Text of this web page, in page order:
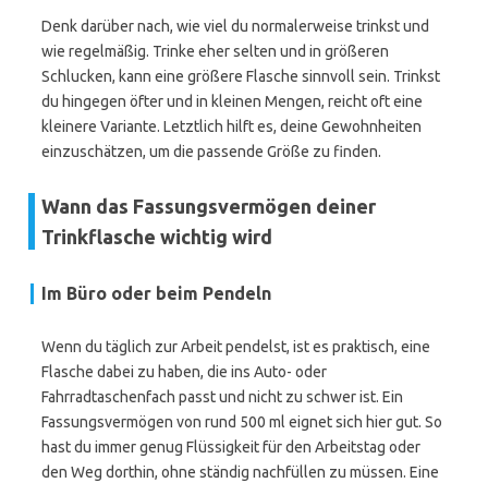
Denk darüber nach, wie viel du normalerweise trinkst und
wie regelmäßig. Trinke eher selten und in größeren
Schlucken, kann eine größere Flasche sinnvoll sein. Trinkst
du hingegen öfter und in kleinen Mengen, reicht oft eine
kleinere Variante. Letztlich hilft es, deine Gewohnheiten
einzuschätzen, um die passende Größe zu finden.
Wann das Fassungsvermögen deiner
Trinkflasche wichtig wird
Im Büro oder beim Pendeln
Wenn du täglich zur Arbeit pendelst, ist es praktisch, eine
Flasche dabei zu haben, die ins Auto- oder
Fahrradtaschenfach passt und nicht zu schwer ist. Ein
Fassungsvermögen von rund 500 ml eignet sich hier gut. So
hast du immer genug Flüssigkeit für den Arbeitstag oder
den Weg dorthin, ohne ständig nachfüllen zu müssen. Eine